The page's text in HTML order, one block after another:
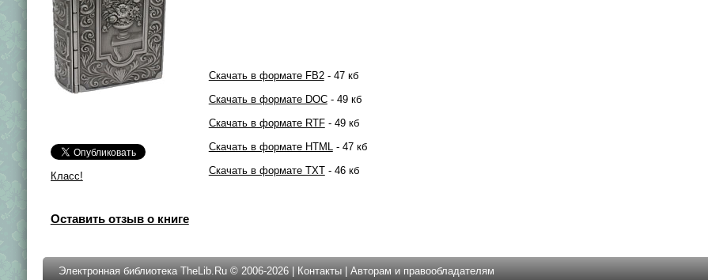
Класс!
Скачать в формате FB2- 47 кб
Скачать в формате DOC- 49 кб
Скачать в формате RTF- 49 кб
Скачать в формате HTML- 47 кб
Скачать в формате TXT- 46 кб
Оставить отзыв о книге
Электронная библиотека TheLib.Ru © 2006-2026 | Контакты| Авторам и правообладателям